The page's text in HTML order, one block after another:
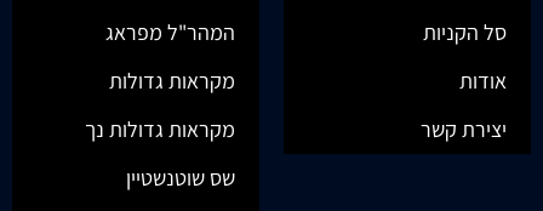
סל הקניות
אודות
יצירת קשר
המהר"ל מפראג
מקראות גדולות
מקראות גדולות נך
שס שוטנשטיין